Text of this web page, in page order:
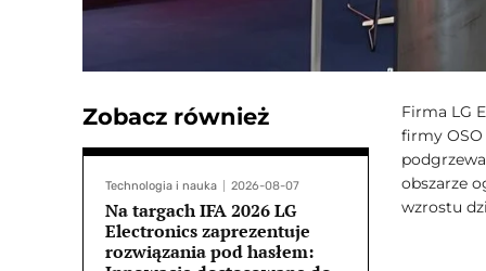
Zobacz również
Technologia i nauka 2026-08-07
Na targach IFA 2026 LG
Electronics zaprezentuje
rozwiązania pod hasłem:
Firma LG
firmy
obszarze
wzrostu